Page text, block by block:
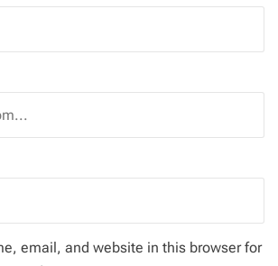
email, and website in this browser for